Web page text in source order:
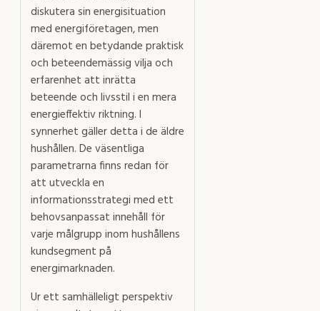
diskutera sin energisituation
med energiföretagen, men
däremot en betydande praktisk
och beteendemässig vilja och
erfarenhet att inrätta
beteende och livsstil i en mera
energieffektiv riktning. I
synnerhet gäller detta i de äldre
hushållen. De väsentliga
parametrarna finns redan för
att utveckla en
informationsstrategi med ett
behovsanpassat innehåll för
varje målgrupp inom hushållens
kundsegment på
energimarknaden.
Ur ett samhälleligt perspektiv